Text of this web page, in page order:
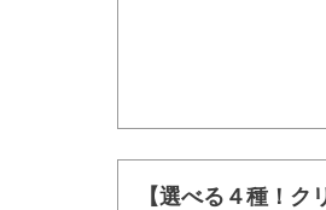
【選べる４種！